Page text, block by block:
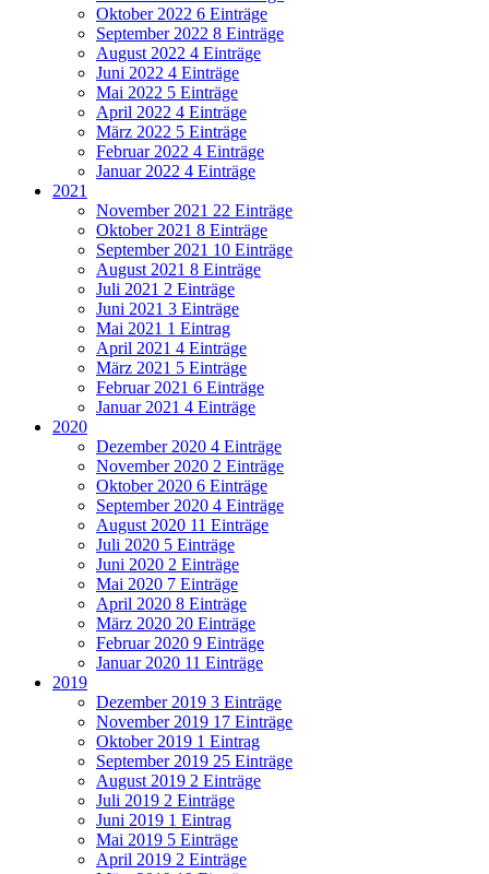
Oktober 2022 6 Einträge
September 2022 8 Einträge
August 2022 4 Einträge
Juni 2022 4 Einträge
Mai 2022 5 Einträge
April 2022 4 Einträge
März 2022 5 Einträge
Februar 2022 4 Einträge
Januar 2022 4 Einträge
2021
November 2021 22 Einträge
Oktober 2021 8 Einträge
September 2021 10 Einträge
August 2021 8 Einträge
Juli 2021 2 Einträge
Juni 2021 3 Einträge
Mai 2021 1 Eintrag
April 2021 4 Einträge
März 2021 5 Einträge
Februar 2021 6 Einträge
Januar 2021 4 Einträge
2020
Dezember 2020 4 Einträge
November 2020 2 Einträge
Oktober 2020 6 Einträge
September 2020 4 Einträge
August 2020 11 Einträge
Juli 2020 5 Einträge
Juni 2020 2 Einträge
Mai 2020 7 Einträge
April 2020 8 Einträge
März 2020 20 Einträge
Februar 2020 9 Einträge
Januar 2020 11 Einträge
2019
Dezember 2019 3 Einträge
November 2019 17 Einträge
Oktober 2019 1 Eintrag
September 2019 25 Einträge
August 2019 2 Einträge
Juli 2019 2 Einträge
Juni 2019 1 Eintrag
Mai 2019 5 Einträge
April 2019 2 Einträge